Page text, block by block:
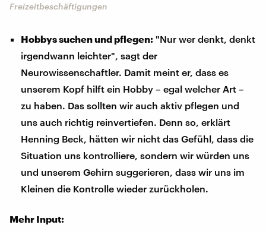
Freizeitbeschäftigungen
Hobbys suchen und pflegen: "Nur wer denkt, denkt
irgendwann leichter", sagt der
Neurowissenschaftler. Damit meint er, dass es
unserem Kopf hilft ein Hobby – egal welcher Art –
zu haben. Das sollten wir auch aktiv pflegen und
uns auch richtig reinvertiefen. Denn so, erklärt
Henning Beck, hätten wir nicht das Gefühl, dass die
Situation uns kontrolliere, sondern wir würden uns
und unserem Gehirn suggerieren, dass wir uns im
Kleinen die Kontrolle wieder zurückholen.
Mehr Input: